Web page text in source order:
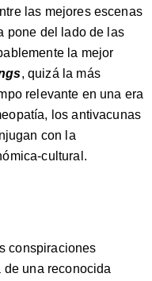
las mejores escenas
pone del lado de las
la mejor
, quizá la más
relevante en una era
los antivacunas
con la
cultural.
conspiraciones
una reconocida